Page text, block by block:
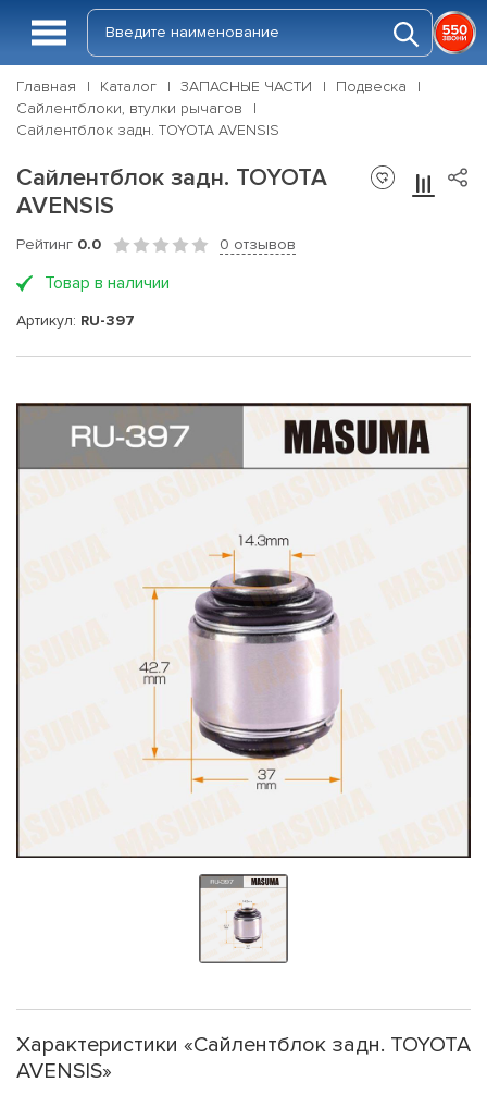
Главная Каталог ЗАПАСНЫЕ ЧАСТИ
Подвеска
Сайлентблоки, втулки рычагов
Сайлентблок задн. TOYOTA AVENSIS
Сайлентблок задн. TOYOTA
AVENSIS
Рейтинг 0.0 0 отзывов
Товар в наличии
Артикул: RU-397
Характеристики «Сайлентблок задн. TOYOTA
AVENSIS»